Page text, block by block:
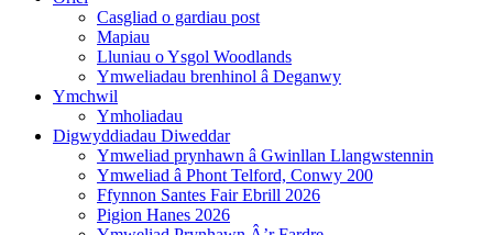
Casgliad o gardiau post
Mapiau
Lluniau o Ysgol Woodlands
Ymweliadau brenhinol â Deganwy
Ymchwil
Ymholiadau
Digwyddiadau Diweddar
Ymweliad prynhawn â Gwinllan Llangwstennin
Ymweliad â Phont Telford, Conwy 200
Ffynnon Santes Fair Ebrill 2026
Pigion Hanes 2026